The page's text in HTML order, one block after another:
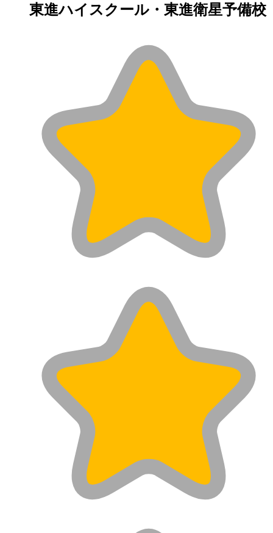
東進ハイスクール・東進衛星予備校